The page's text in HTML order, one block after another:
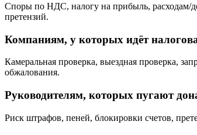
Споры по НДС, налогу на прибыль, расходам/
претензий.
Компаниям, у которых идёт
Камеральная проверка, выездная проверка,
обжалования.
Руководителям, которых пугают
Риск штрафов, пеней, блокировки счетов,